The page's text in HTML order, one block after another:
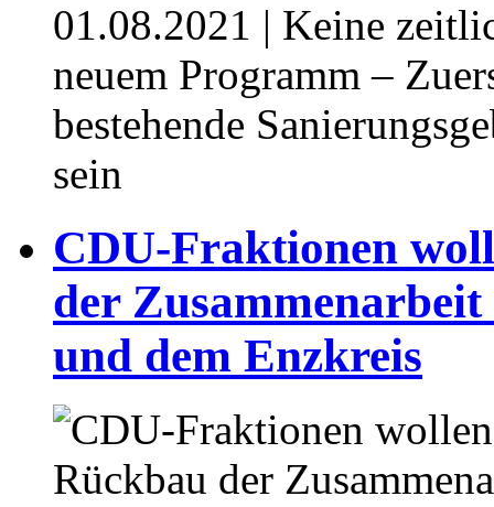
01.08.2021 | Keine
neuem Programm –
bestehende
sein
CDU-Fraktionen
der
und dem Enzkreis